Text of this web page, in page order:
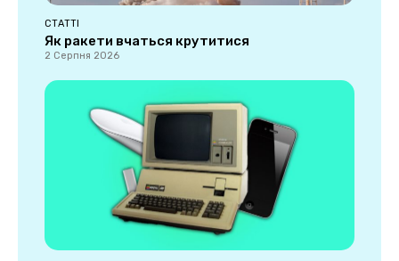
СТАТТІ
Як ракети вчаться крутитися
2 Серпня 2026